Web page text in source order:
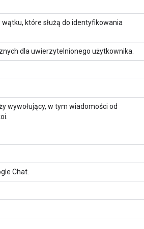
które służą do identyfikowania
dla uwierzytelnionego użytkownika.
wywołujący, w tym wiadomości od
Chat.